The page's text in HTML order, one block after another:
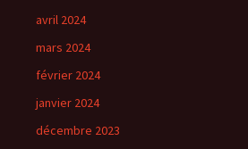
avril 2024
mars 2024
février 2024
janvier 2024
décembre 2023